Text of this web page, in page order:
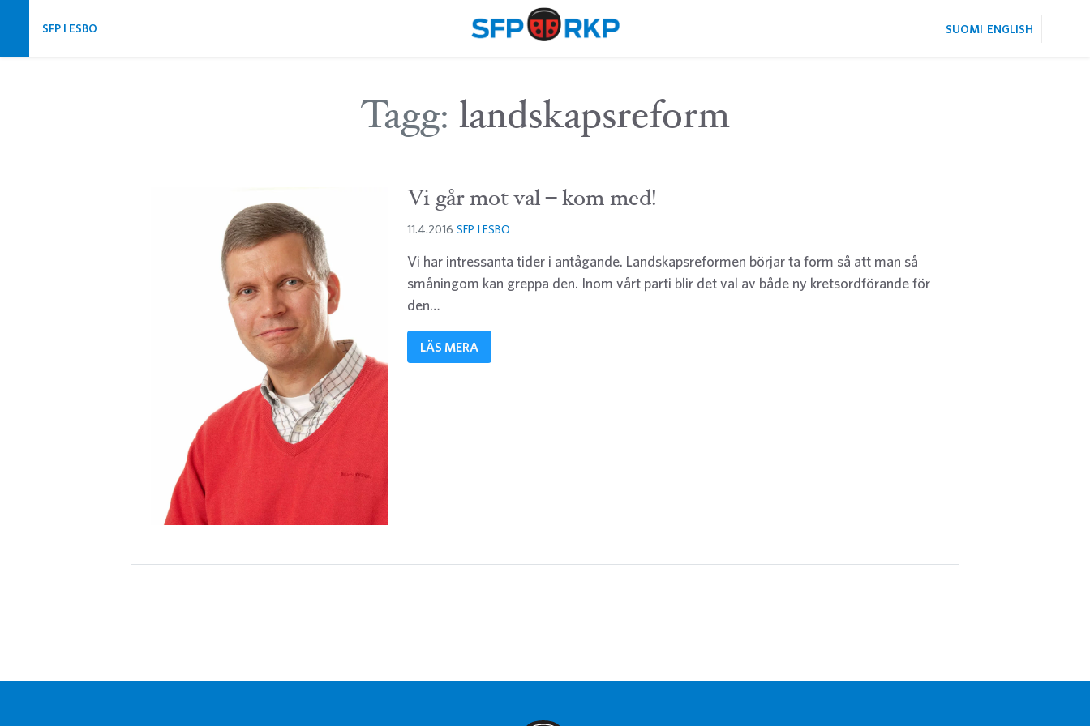
SFP I ESBO ENGLISH
SUOMI
Tagg: landskapsreform
Vi går mot val – kom med!
11.4.2016 SFP I ESBO
Vi har intressanta tider i antågande. Landskapsreformen börjar ta form så att man så
småningom kan greppa den. Inom vårt parti blir det val av både ny kretsordförande för
den…
LÄS MERA